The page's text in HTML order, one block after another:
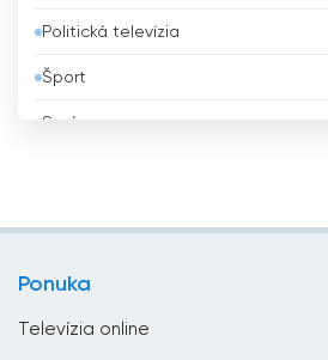
Al Manar Sledujte živé
online
Bielorusko
Bolívia
Politická televízia
Šport
Správy
Ponuka
Televízia online